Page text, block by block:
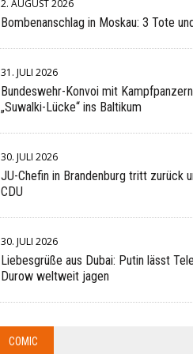
2. AUGUST 2026
Bombenanschlag in Moskau: 3 Tote
31. JULI 2026
Bundeswehr-Konvoi mit
„Suwalki-Lücke“ ins Baltikum
30. JULI 2026
JU-Chefin in Brandenburg tritt zurück
CDU
30. JULI 2026
Liebesgrüße aus Dubai: Putin lässt
Durow weltweit jagen
COMIC